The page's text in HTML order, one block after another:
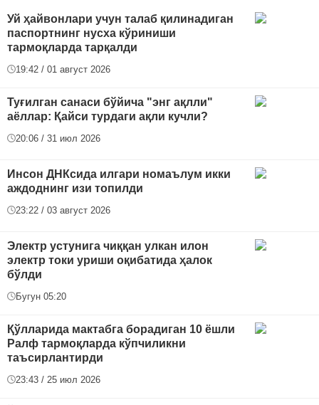
Уй ҳайвонлари учун талаб қилинадиган
паспортнинг нусха кўриниши
тармоқларда тарқалди
19:42 / 01 август 2026
Туғилган санаси бўйича "энг ақлли"
аёллар: Қайси турдаги ақли кучли?
20:06 / 31 июл 2026
Инсон ДНКсида илгари номаълум икки
аждоднинг изи топилди
23:22 / 03 август 2026
Электр устунига чиққан улкан илон
электр токи уриши оқибатида ҳалок
бўлди
Бугун 05:20
Қўлларида мактабга борадиган 10 ёшли
Ралф тармоқларда кўпчиликни
таъсирлантирди
23:43 / 25 июл 2026